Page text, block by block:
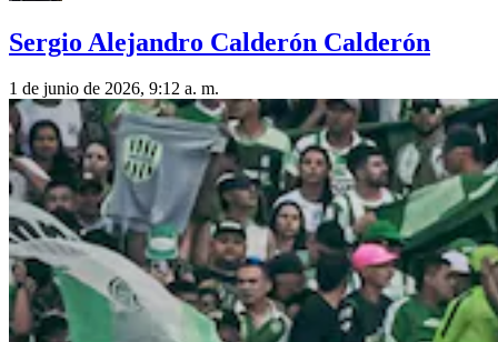
Sergio Alejandro Calderón Calderón
1 de junio de 2026, 9:12 a. m.